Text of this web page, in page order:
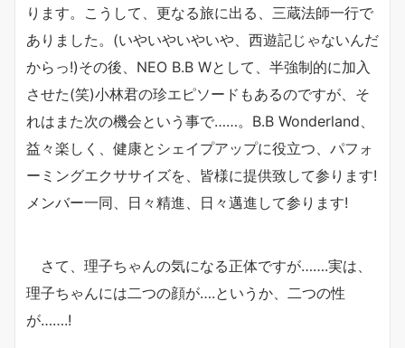
ります。こうして、更なる旅に出る、三蔵法師一行で
ありました。(いやいやいやいや、西遊記じゃないんだ
からっ!)その後、NEO B.B Wとして、半強制的に加入
させた(笑)小林君の珍エピソードもあるのですが、そ
れはまた次の機会という事で……。B.B Wonderland、
益々楽しく、健康とシェイプアップに役立つ、パフォ
ーミングエクササイズを、皆様に提供致して参ります!
メンバー一同、日々精進、日々邁進して参ります!
さて、理子ちゃんの気になる正体ですが…….実は、
理子ちゃんには二つの顔が….というか、二つの性
が…….!